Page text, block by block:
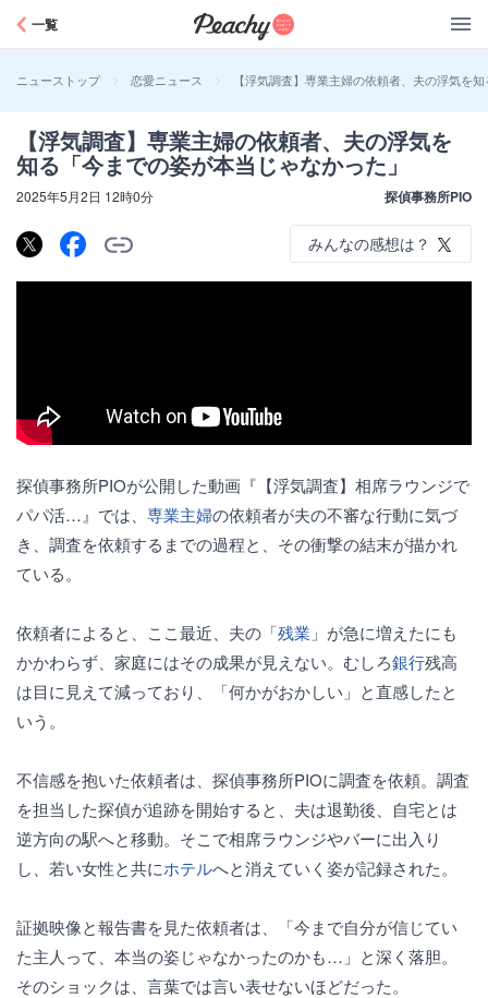
一覧
ニューストップ > 恋愛ニュース > 【浮気調査】専業主婦の依頼者、夫の浮気を
【浮気調査】専業主婦の依頼者、夫の浮気を
知る「今までの姿が本当じゃなかった」
2025年5月2日 12時0分 探偵事務所PIO
みんなの感想は？
探偵事務所PIOが公開した動画『【浮気調査】相席ラウンジで
パパ活…』では、 専業主婦の依頼者が夫の不審な行動に気づ
き、調査を依頼するまでの過程と、その衝撃の結末が描かれ
ている。
依頼者によると、ここ最近、夫の「残業 」が急に増えたにも
かかわらず、家庭にはその成果が見えない。むしろ銀行残高
は目に見えて減っており、「何かがおかしい」と直感したと
いう。
不信感を抱いた依頼者は、探偵事務所PIOに調査を依頼。調査
を担当した探偵が追跡を開始すると、夫は退勤後、自宅とは
逆方向の駅へと移動。そこで相席ラウンジやバーに出入り
し、若い女性と共にホテルへと消えていく姿が記録された。
証拠映像と報告書を見た依頼者は、「今まで自分が信じてい
た主人って、本当の姿じゃなかったのかも…」と深く落胆。
そのショックは、言葉では言い表せないほどだった。